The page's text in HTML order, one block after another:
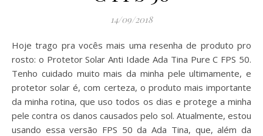
14/09/2018
Hoje trago pra vocês mais uma resenha de produto pro
rosto: o Protetor Solar Anti Idade Ada Tina Pure C FPS 50.
Tenho cuidado muito mais da minha pele ultimamente, e
protetor solar é, com certeza, o produto mais importante
da minha rotina, que uso todos os dias e protege a minha
pele contra os danos causados pelo sol. Atualmente, estou
usando essa versão FPS 50 da Ada Tina, que, além da